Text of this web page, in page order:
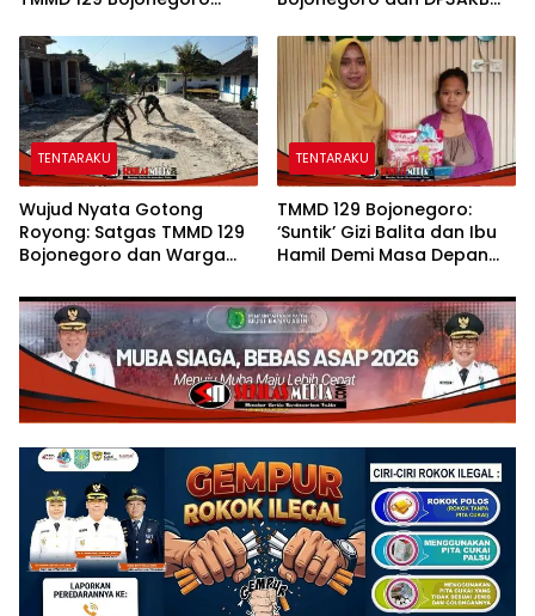
Anak-Anak Kesongo
Kesehatan Reproduksi di
Kesongo
TENTARAKU
Wujud Nyata Gotong
Royong: Satgas TMMD 129
Bojonegoro dan Warga
Drainase demi Keawetan
Jalan Desa
TENTARAKU
TMMD 129 Bojonegoro:
‘Suntik’ Gizi Balita dan Ibu
Hamil Demi Masa Depan